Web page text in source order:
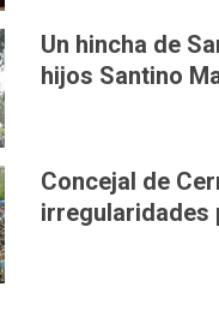
Un hincha de
hijos Santino
Concejal de
irregularidades